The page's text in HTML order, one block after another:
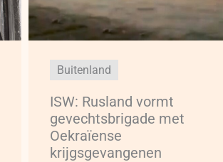
Buitenland
ISW: Rusland vormt
gevechtsbrigade met
Oekraïense
krijgsgevangenen